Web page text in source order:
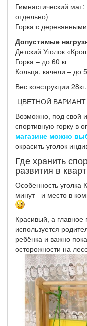
Гимнастический
отдельно)
Горка с
Допустимые
Детский Уголок
Горка – до 60 кг
Кольца, качели – до
Вес конструкции 28кг.
ЦВЕТНОЙ
Возможно, под свой
спортивную горку в
магазине можно
окрасить уголок
Где хранить
развития в
Особенность уголка
минут - и место в
Красивый, а главное
используется
ребёнка и важно
осторожности на